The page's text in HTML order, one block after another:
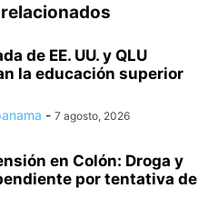
de EE. UU. y QLU
la educación superior
- 7 agosto, 2026
en Colón: Droga y
por tentativa de